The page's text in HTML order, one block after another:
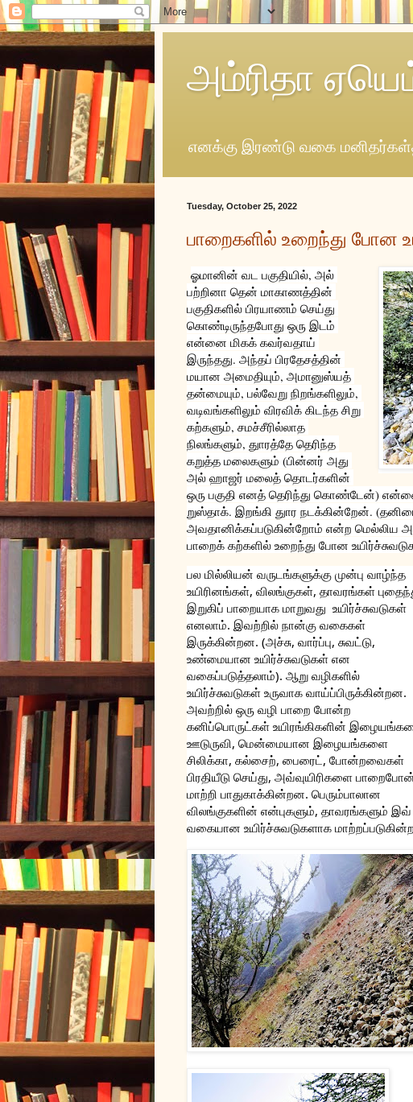
அம்ரிதா
எனக்கு இரண்டு வகை
Tuesday, October 25, 2022
பாறைகளில் உறைந்து போன
ஓமானின் வட பகுதியில், அல்
பற்றினா தென் மாகாணத்தின்
பகுதிகளில் பிரயாணம் செய்து
கொண்டிருந்தபோது ஒரு இடம்
என்னை மிகக் கவர்வதாய்
இருந்தது. அந்தப் பிரதேசத்தின்
மயான அமைதியும், அமானுஸ்யத்
தன்மையும், பல்வேறு நிறங்களிலும்,
வடிவங்களிலும் விரவிக் கிடந்த சிறு
கற்களும், சமச்சீரில்லாத
நிலங்களும், துாரத்தே தெரிந்த
கறுத்த மலைகளும் (பின்னர் அது
அல் ஹாஜர் மலைத் தொடர்களின்
ஒரு பகுதி எனத் தெரிந்து கொண்டேன்)
றுஸ்தாக். இறங்கி துார நடக்கின்றேன்.
அவதானிக்கப்படுகின்றோம் என்ற மெல்லிய
பாறைக் கற்களில் உறைந்து போன
பல மில்லியன் வருடங்களுக்கு முன்பு வாழ்ந்த
உயிரினங்கள், விலங்குகள், தாவரங்கள்
இறுகிப் பாறையாக மாறுவது  உயிர்ச்சுவடுகள்
எனலாம். இவற்றில் நான்கு வகைகள்
இருக்கின்றன. (அச்சு, வார்ப்பு, சுவட்டு,
உண்மையான உயிர்ச்சுவடுகள் என
வகைப்படுத்தலாம்). ஆறு வழிகளில்
உயிர்ச்சுவடுகள் உருவாக வாய்ப்பிருக்கின்றன.
அவற்றில் ஒரு வழி பாறை போன்ற
கனிப்பொருட்கள் உயிரங்கிகளின்
ஊடுருவி, மென்மையான இழையங்களை
சிலிக்கா, கல்சைற், பைரைட், போன்றவைகள்
பிரதியீடு செய்து, அவ்வுயிரிகளை
மாற்றி பாதுகாக்கின்றன. பெரும்பாலான
விலங்குகளின் என்புகளும், தாவரங்களும் இவ்
வகையான உயிர்ச்சுவடுகளாக